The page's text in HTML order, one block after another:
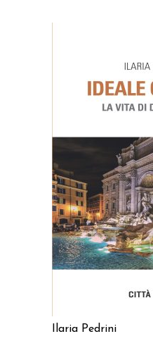
AGGIUNGI
Ilaria Pedrini